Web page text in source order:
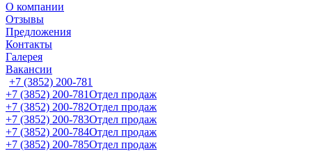
О компании
Отзывы
Предложения
Контакты
Галерея
Вакансии
+7 (3852) 200-781
+7 (3852) 200-781Отдел продаж
+7 (3852) 200-782Отдел продаж
+7 (3852) 200-783Отдел продаж
+7 (3852) 200-784Отдел продаж
+7 (3852) 200-785Отдел продаж